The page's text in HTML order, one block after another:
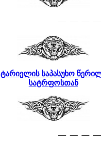
— — —
ტარიელის საპასუხო
სატრფოსთან
— — —